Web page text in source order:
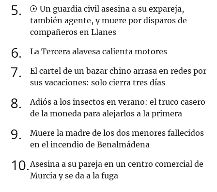
5
Un guardia civil asesina a su expareja,
también agente, y muere por disparos de
compañeros en Llanes
6 La Tercera alavesa calienta motores
7
El cartel de un bazar chino arrasa en redes por
sus vacaciones: solo cierra tres días
8
Adiós a los insectos en verano: el truco casero
de la moneda para alejarlos a la primera
9
Muere la madre de los dos menores fallecidos
en el incendio de Benalmádena
10 Asesina a su pareja en un centro comercial de
Murcia y se da a la fuga